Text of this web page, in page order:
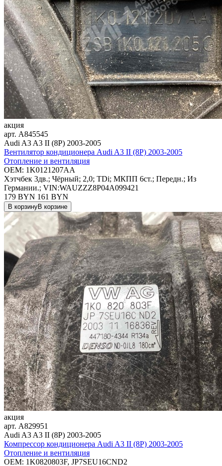
акция
арт. A845545
Audi A3 A3 II (8P) 2003-2005
Вентилятор кондиционера Audi A3 II (8P) 2003-2005
Отопление и вентиляция
OEM: 1K0121207AA
Хэтчбек 3дв.; Чёрный; 2,0; TDi; МКПП 6ст.; Передн.; Из
Германии.; VIN:WAUZZZ8P04A099421
179 BYN 161 BYN
В корзинуВ корзине
акция
арт. A829951
Audi A3 A3 II (8P) 2003-2005
Компрессор кондиционера Audi A3 II (8P) 2003-2005
Отопление и вентиляция
OEM: 1K0820803F, JP7SEU16CND2